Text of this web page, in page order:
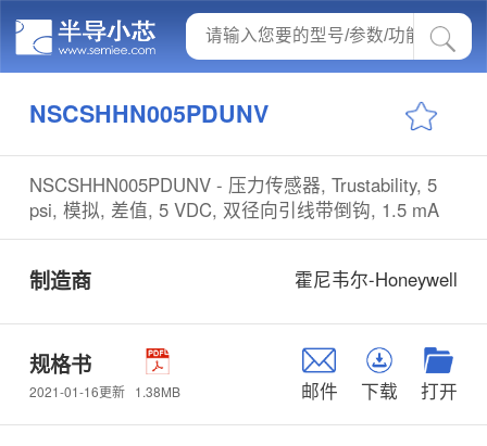
NSCSHHN005PDUNV
NSCSHHN005PDUNV - 压力传感器, Trustability, 5
psi, 模拟, 差值, 5 VDC, 双径向引线带倒钩, 1.5 mA
制造商 霍尼韦尔-Honeywell
规格书
2021-01-16更新 1.38MB 邮件 下载 打开